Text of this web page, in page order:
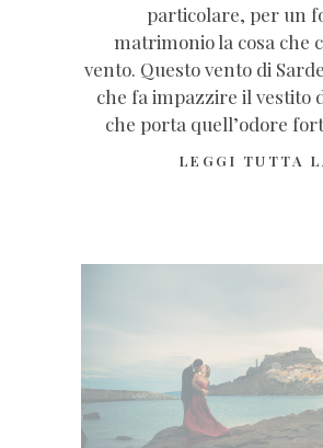
particolare, per un
matrimonio la cosa che
vento. Questo vento di
che fa impazzire il vestito
che porta quell’odore
LEGGI TUTTA